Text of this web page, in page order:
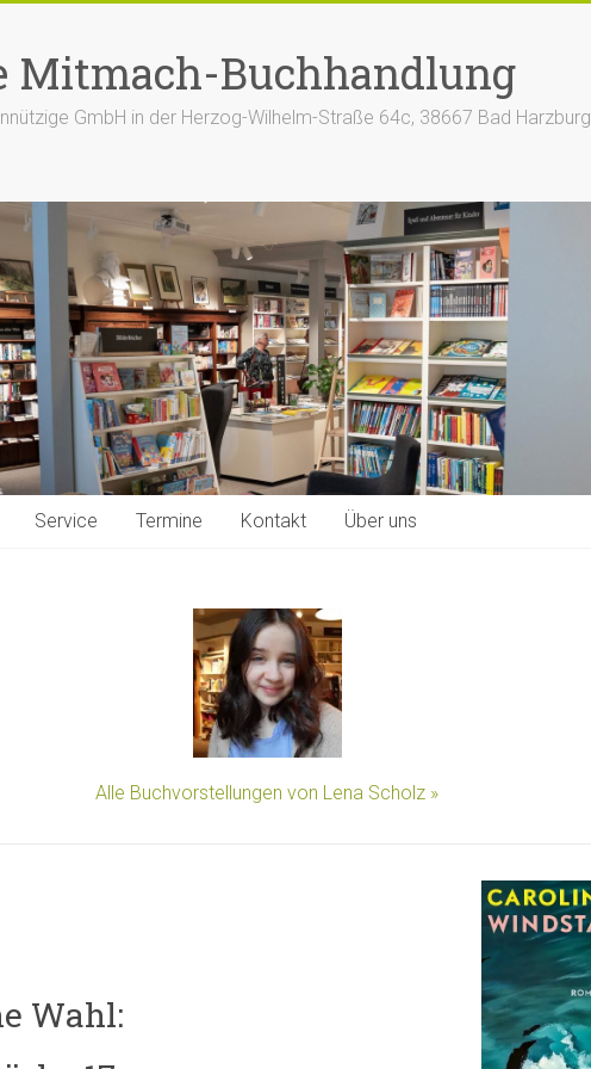
Mitmach-Buchhandlung
GmbH in der Herzog-Wilhelm-Straße 64c, 38667 Bad Harzburg
Service Termine Kontakt Über uns
Alle Buchvorstellungen von Lena Scholz »
Wahl: